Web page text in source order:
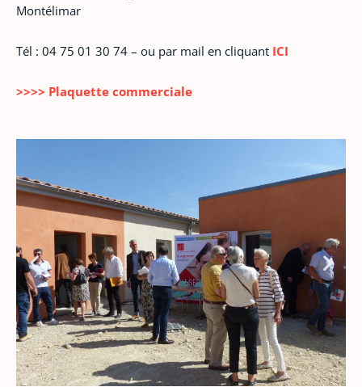
Montélimar
Tél : 04 75 01 30 74 – ou par mail en cliquant ICI
>>>> Plaquette commerciale